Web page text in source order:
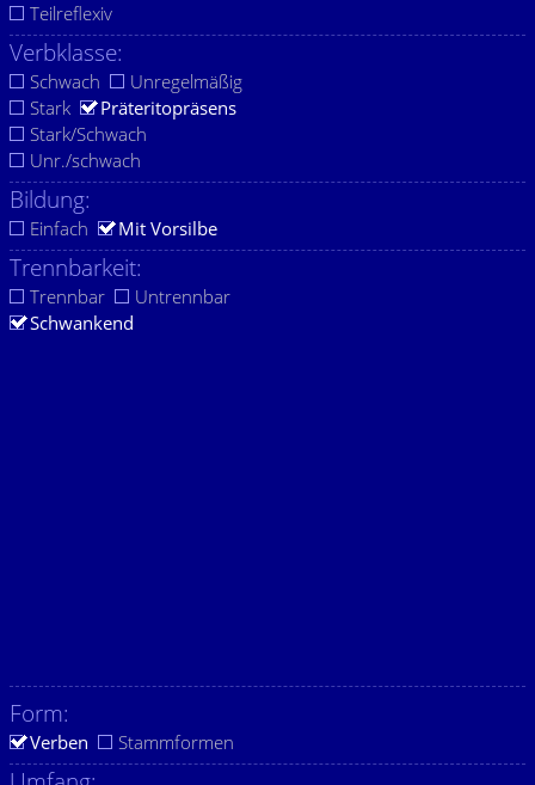
Teilreflexiv
Verbklasse:
Schwach
Unregelmäßig
Stark
Präteritopräsens
Stark/Schwach
Unr./schwach
Bildung:
Einfach Mit Vorsilbe
Trennbarkeit:
Trennbar
Untrennbar
Schwankend
Form:
Verben Stammformen